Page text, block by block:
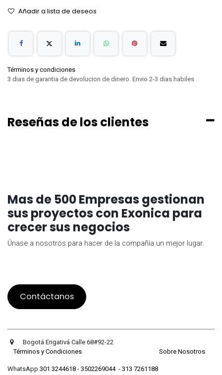
Añadir a lista de deseos
Términos y condiciones
3 dias de garantia de devolucion de dinero. Envio 2-3 dias habiles
Reseñas de los clientes
Mas de 500 Empresas gestionan
sus proyectos con Exonica para
crecer sus negocios
Únase a nosotros para hacer de la compañía un mejor lugar.
Contáctanos
Bogotá Engativá Calle 68#92-22
Términos y Condiciones
Sobre Nosotros
WhatsApp 301 3244618 - 3502269044- 313 7261188